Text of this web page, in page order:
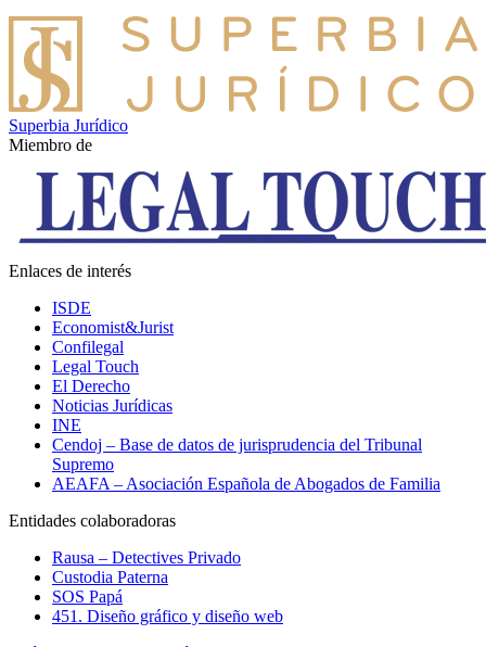
Superbia Jurídico
Miembro de
Enlaces de interés
ISDE
Economist&Jurist
Confilegal
Legal Touch
El Derecho
Noticias Jurídicas
INE
Cendoj – Base de datos de jurisprudencia del Tribunal
Supremo
AEAFA – Asociación Española de Abogados de Familia
Entidades colaboradoras
Rausa – Detectives Privado
Custodia Paterna
SOS Papá
451. Diseño gráfico y diseño web